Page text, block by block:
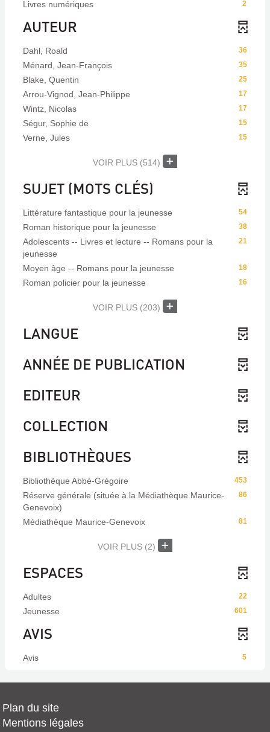
2
Livres numériques
AUTEUR
36
Dahl, Roald
35
Ménard, Jean-François
25
Blake, Quentin
17
Arrou-Vignod, Jean-Philippe
17
Wintz, Nicolas
15
Ségur, Sophie de
15
Verne, Jules
VOIR PLUS (514)
SUJET (MOTS CLÉS)
54
Littérature fantastique pour la jeunesse
38
Roman historique pour la jeunesse
21
Adolescents -- Livres et lecture -- Romans pour la
jeunesse
18
Moyen âge -- Romans pour la jeunesse
16
Roman policier pour la jeunesse
VOIR PLUS (203)
LANGUE
ANNÉE DE PUBLICATION
EDITEUR
COLLECTION
BIBLIOTHÈQUES
453
Bibliothèque Abbé-Grégoire
86
Réserve générale (située à la Médiathèque Maurice-
Genevoix)
81
Médiathèque Maurice-Genevoix
VOIR PLUS (2)
ESPACES
22
Adultes
601
Jeunesse
AVIS
5
Avis
Plan du site
Mentions légales